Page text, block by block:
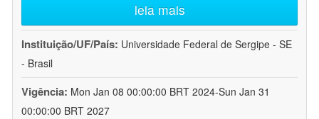
leia mais
Instituição/UF/País: Universidade Federal de Sergipe - SE
- Brasil
Vigência: Mon Jan 08 00:00:00 BRT 2024-Sun Jan 31
00:00:00 BRT 2027